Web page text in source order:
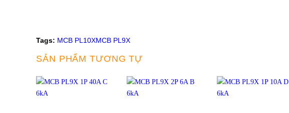
Tags: MCB PL10XMCB PL9X
SẢN PHẨM TƯƠNG TỰ